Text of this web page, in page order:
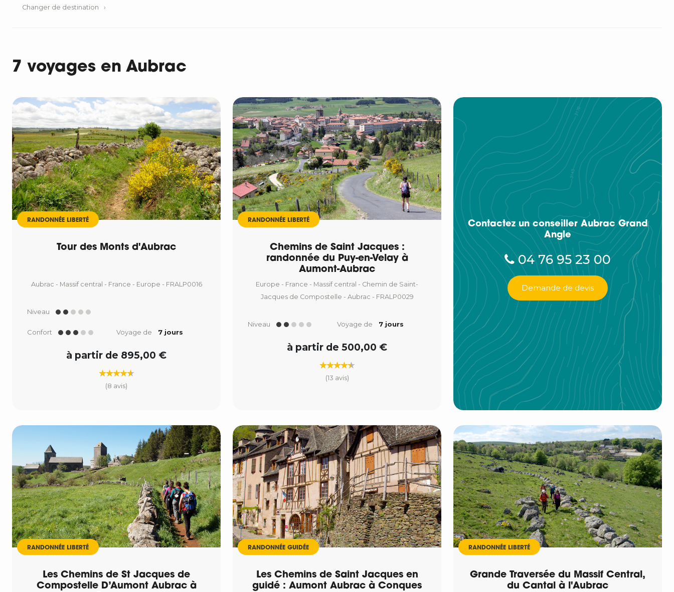
Changer de destination
7 voyages en Aubrac
RANDONNÉE LIBERTÉ
Tour des Monts d'Aubrac
Aubrac - Massif central - France - Europe - FRALP0016
Niveau
Confort Voyage de 7 jours
à partir de 895,00 €
(8 avis)
RANDONNÉE LIBERTÉ
Chemins de Saint Jacques :
randonnée du Puy-en-Velay à
Aumont-Aubrac
Europe - France - Massif central - Chemin de Saint-
Jacques de Compostelle - Aubrac - FRALP0029
Niveau Voyage de 7 jours
à partir de 500,00 €
(13 avis)
Contactez un conseiller Aubrac Grand
Angle
04 76 95 23 00
Demande de devis
RANDONNÉE LIBERTÉ
Les Chemins de St Jacques de
Compostelle D’Aumont Aubrac à
RANDONNÉE GUIDÉE
Les Chemins de Saint Jacques en
guidé : Aumont Aubrac à Conques
RANDONNÉE LIBERTÉ
Grande Traversée du Massif Central,
du Cantal à l'Aubrac